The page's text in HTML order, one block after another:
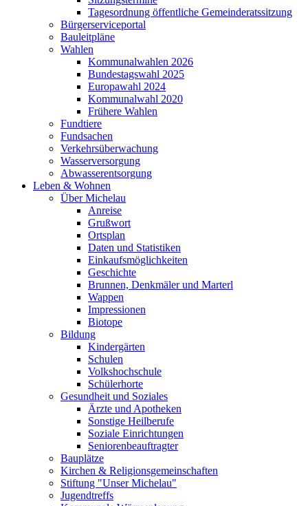
Tagesordnung öffentliche Gemeinderatssitzung
Bürgerserviceportal
Bauleitpläne
Wahlen
Kommunalwahlen 2026
Bundestagswahl 2025
Europawahl 2024
Kommunalwahl 2020
Frühere Wahlen
Fundtiere
Fundsachen
Verkehrsüberwachung
Wasserversorgung
Abwasserentsorgung
Leben & Wohnen
Über Michelau
Anreise
Grußwort
Ortsplan
Daten und Statistiken
Einkaufsmöglichkeiten
Geschichte
Brunnen, Denkmäler und Marterl
Wappen
Impressionen
Biotope
Bildung
Kindergärten
Schulen
Volkshochschule
Schülerhorte
Gesundheit und Soziales
Ärzte und Apotheken
Sonstige Heilberufe
Soziale Einrichtungen
Seniorenbeauftragter
Bauplätze
Kirchen & Religionsgemeinschaften
Stiftung "Unser Michelau"
Jugendtreffs